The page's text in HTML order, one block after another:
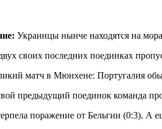
Украинцы нынче находятся на
своих последних поединках
матч в Мюнхене: Португалия
предыдущий поединок команда
поражение от Бельгии (0:3). А